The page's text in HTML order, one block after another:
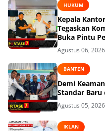
HUKUM
Kepala
Tegaskan
Buka Pintu
Agustus 06, 2026
BANTEN
Demi
Standar Baru
Agustus 05, 2026
IKLAN